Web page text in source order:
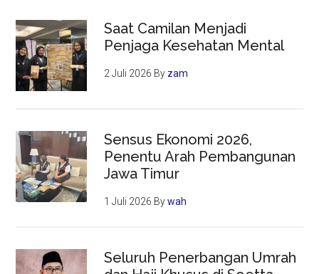
Saat Camilan Menjadi
Penjaga Kesehatan Mental
2 Juli 2026 By zam
Sensus Ekonomi 2026,
Penentu Arah Pembangunan
Jawa Timur
1 Juli 2026 Bywah
Seluruh Penerbangan Umrah